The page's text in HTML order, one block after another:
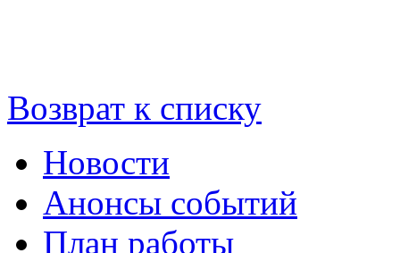
Возврат к списку
Новости
Анонсы событий
План работы